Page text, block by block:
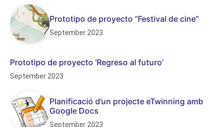
Prototipo de proyecto “Festival de cine”
September 2023
Prototipo de proyecto ‘Regreso al futuro’
September 2023
Planificació d’un projecte eTwinning amb
Google Docs
September 2023